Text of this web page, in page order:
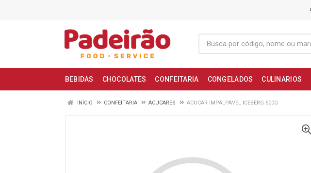
BEBIDAS CHOCOLATES CONFEITARIA CONGELADOS CULINARIOS
INÍCIO CONFEITARIA ACUCARES ACUCAR IMPALPAVEL ICEBERG 500G